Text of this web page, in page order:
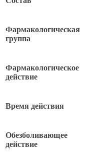
Фармакологическая
группа
Фармакологическое
действие
Время действия
Обезболивающее
действие